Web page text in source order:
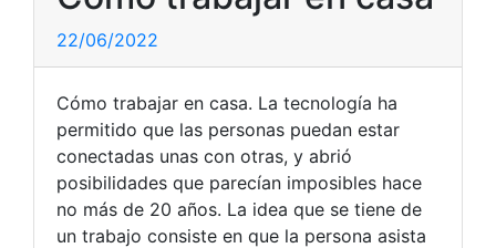
22/06/2022
Cómo trabajar en casa. La tecnología ha
permitido que las personas puedan estar
conectadas unas con otras, y abrió
posibilidades que parecían imposibles hace
no más de 20 años. La idea que se tiene de
un trabajo consiste en que la persona asista